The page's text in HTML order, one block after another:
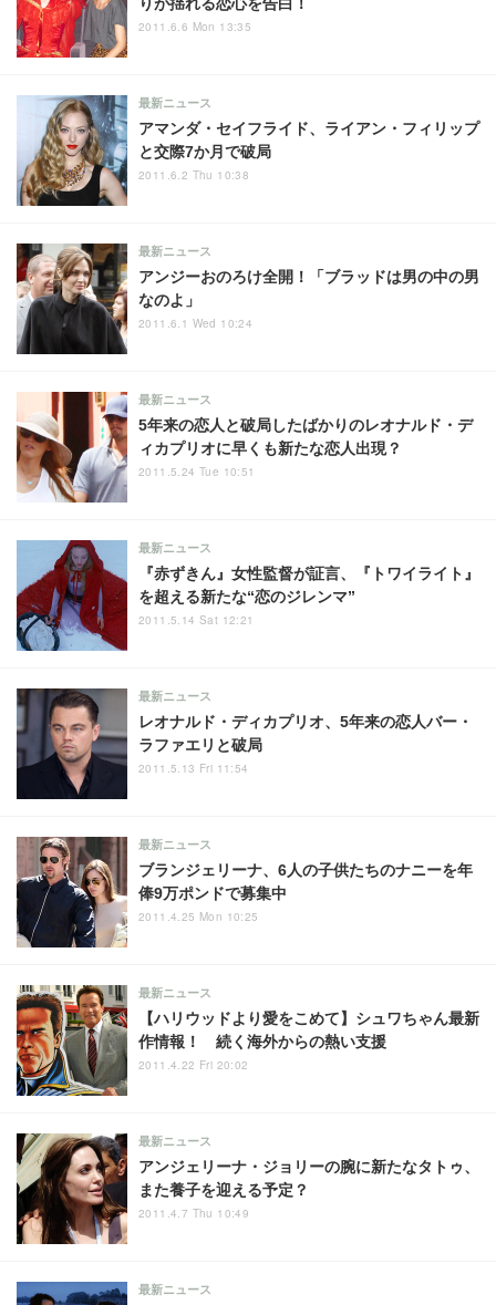
りが揺れる恋心を告白！
2011.6.6 Mon 13:35
アマンダ・セイフライド、ライアン・フィリップ
と交際7か月で破局
最新ニュース
2011.6.2 Thu 10:38
アンジーおのろけ全開！「ブラッドは男の中の男
なのよ」
最新ニュース
2011.6.1 Wed 10:24
5年来の恋人と破局したばかりのレオナルド・デ
ィカプリオに早くも新たな恋人出現？
最新ニュース
2011.5.24 Tue 10:51
『赤ずきん』女性監督が証言、『トワイライト』
を超える新たな“恋のジレンマ”
最新ニュース
2011.5.14 Sat 12:21
レオナルド・ディカプリオ、5年来の恋人バー・
ラファエリと破局
最新ニュース
2011.5.13 Fri 11:54
ブランジェリーナ、6人の子供たちのナニーを年
俸9万ポンドで募集中
最新ニュース
2011.4.25 Mon 10:25
【ハリウッドより愛をこめて】シュワちゃん最新
作情報！ 続く海外からの熱い支援
最新ニュース
2011.4.22 Fri 20:02
アンジェリーナ・ジョリーの腕に新たなタトゥ、
また養子を迎える予定？
最新ニュース
2011.4.7 Thu 10:49
最新ニュース